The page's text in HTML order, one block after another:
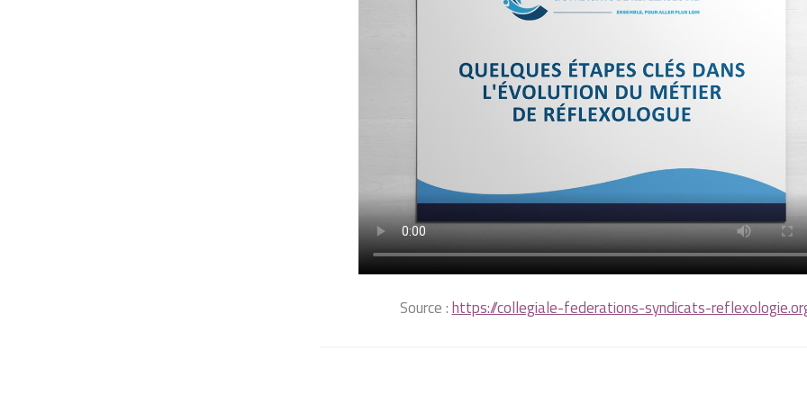
Source :https://collegiale-federations-syndicats-